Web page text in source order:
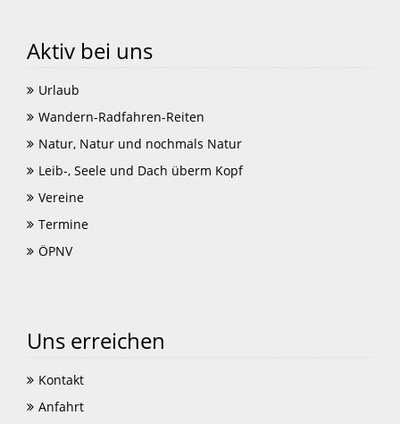
Aktiv bei uns
Urlaub
Wandern-Radfahren-Reiten
Natur, Natur und nochmals Natur
Leib-, Seele und Dach überm Kopf
Vereine
Termine
ÖPNV
Uns erreichen
Kontakt
Anfahrt